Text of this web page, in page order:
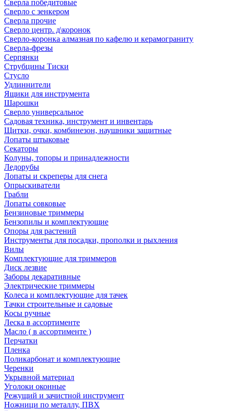
Сверла победитовые
Сверло с зенкером
Сверла прочие
Сверло центр. д\коронок
Сверло-коронка алмазная по кафелю и керамограниту
Сверла-фрезы
Серпянки
Струбцины Тиски
Стусло
Удлиннители
Ящики для инструмента
Шарошки
Сверло универсальное
Садовая техника, инструмент и инвентарь
Щитки, очки, комбинезон, наушники защитные
Лопаты штыковые
Секаторы
Колуны, топоры и принадлежности
Ледорубы
Лопаты и скреперы для снега
Опрыскиватели
Грабли
Лопаты совковые
Бензиновые триммеры
Бензопилы и комплектующие
Опоры для растений
Инструменты для посадки, прополки и рыхления
Вилы
Комплектующие для триммеров
Диск лезвие
Заборы декаративные
Электрические триммеры
Колеса и комплектующие для тачек
Тачки строительные и садовые
Косы ручные
Леска в ассортименте
Масло ( в ассортименте )
Перчатки
Пленка
Поликарбонат и комплектующие
Черенки
Укрывной материал
Уголоки оконные
Режущий и зачистной инструмент
Ножници по металлу, ПВХ